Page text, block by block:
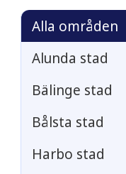
Alla områden
Alunda stad
Bälinge stad
Bålsta stad
Harbo stad